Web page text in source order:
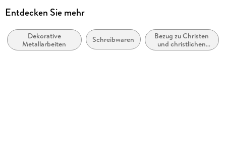
Größe (L/B/H)
Artikelnr. Hersteller
2-165082
Entdecken Sie mehr
Dekorative
Metallarbeiten
Schreibwaren
Bezug zu Christen
und christlichen
Gruppen